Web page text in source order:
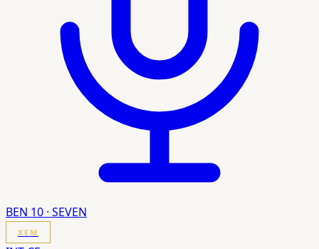
BEN 10 · SEVEN
XEM